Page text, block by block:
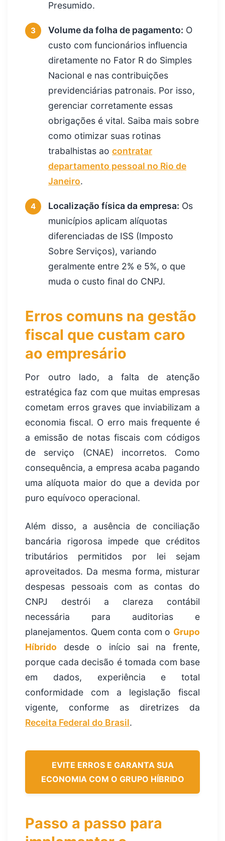
Presumido.
3 Volume da folha de pagamento: O
custo com funcionários influencia
diretamente no Fator R do Simples
Nacional e nas contribuições
previdenciárias patronais. Por isso,
gerenciar corretamente essas
obrigações é vital. Saiba mais sobre
como otimizar suas rotinas
trabalhistas ao contratar
departamento pessoal no Rio de
Janeiro.
4 Localização física da empresa: Os
municípios aplicam alíquotas
diferenciadas de ISS (Imposto
Sobre Serviços), variando
geralmente entre 2% e 5%, o que
muda o custo final do CNPJ.
Erros comuns na gestão
fiscal que custam caro
ao empresário
Por outro lado, a falta de atenção
estratégica faz com que muitas empresas
cometam erros graves que inviabilizam a
economia fiscal. O erro mais frequente é
a emissão de notas fiscais com códigos
de serviço (CNAE) incorretos. Como
consequência, a empresa acaba pagando
uma alíquota maior do que a devida por
puro equívoco operacional.
Além disso, a ausência de conciliação
bancária rigorosa impede que créditos
tributários permitidos por lei sejam
aproveitados. Da mesma forma, misturar
despesas pessoais com as contas do
CNPJ destrói a clareza contábil
necessária para auditorias e
planejamentos. Quem conta com o Grupo
Híbrido desde o início sai na frente,
porque cada decisão é tomada com base
em dados, experiência e total
conformidade com a legislação fiscal
vigente, conforme as diretrizes da
Receita Federal do Brasil.
EVITE ERROS E GARANTA SUA
ECONOMIA COM O GRUPO HÍBRIDO
Passo a passo para